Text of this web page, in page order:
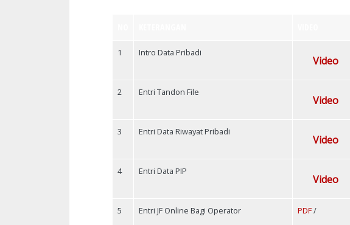
1 Intro Data Pribadi
Video
2 Entri Tandon File
Video
3 Entri Data Riwayat Pribadi
Video
4 Entri Data PIP
Video
5 Entri JF Online Bagi Operator PDF/